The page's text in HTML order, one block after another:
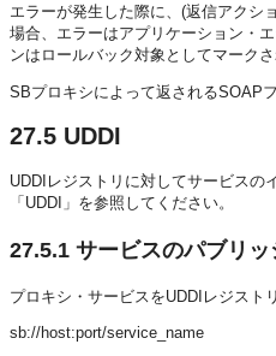
エラーが発生した際に、(返信アクシ
場合、エラーはアプリケーション・
ンはロールバック対象としてマークさ
SBプロキシによって返されるSOAP
27.5 UDDI
UDDIレジストリに対してサービスの
「UDDI」を参照してください。
27.5.1 サービスのパブリッ
プロキシ・サービスをUDDIレジスト
sb://host:port/service_name